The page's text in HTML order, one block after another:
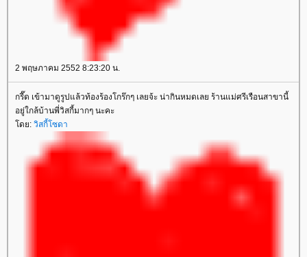
2 พฤษภาคม 2552 8:23:20 น.
กรี๊ด เข้ามาดูรูปแล้วท้องร้องโกร๊กๆ เลยจ้ะ น่ากินหมดเลย ร้านแม่ศรีเรือนสาขานี้
อยู่ใกล้บ้านพี่วิสกี้มากๆ นะคะ
ดย: วิสกี้โซดา